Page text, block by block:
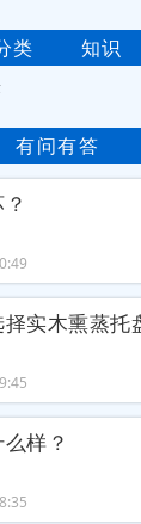
类 知识
有问有答
实木熏蒸托
样？